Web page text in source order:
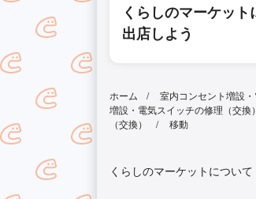
くらしのマーケット
出店しよう
ホーム 室内コンセント増設
増設・電気スイッチの修理（交換）
（交換）
移動
くらしのマーケットについて